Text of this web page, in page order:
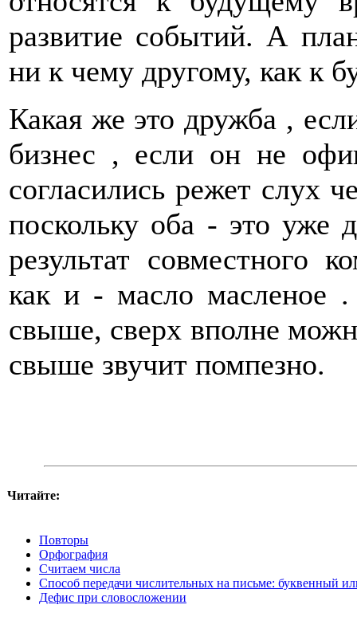
развитие событий. А
ни к чему другому, как к
Какая же это дружба ,
бизнес , если он не
согласились режет слух
поскольку оба - это уже
результат совместного
как и - масло масленое .
свыше, сверх вполне
свыше звучит помпезно.
Читайте:
Повторы
Орфография
Считаем числа
Способ передачи числительных на письме: буквенный
Дефис при словосложении